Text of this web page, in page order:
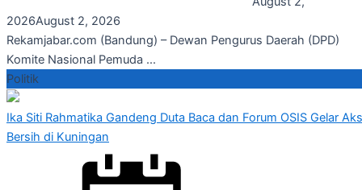
2026August 2, 2026
Rekamjabar.com (Bandung) – Dewan Pengurus Daerah (DPD)
Komite Nasional Pemuda ...
Politik
Ika Siti Rahmatika Gandeng Duta Baca dan Forum OSIS Gelar
Bersih di Kuningan